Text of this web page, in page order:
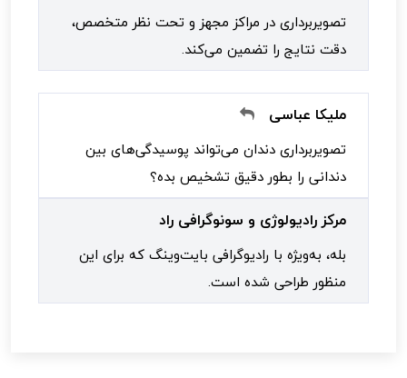
تصویربرداری در مراکز مجهز و تحت نظر متخصص،
دقت نتایج را تضمین می‌کند.
ملیکا عباسی
تصویربرداری دندان می‌تواند پوسیدگی‌های بین
دندانی را بطور دقیق تشخیص بده؟
مرکز رادیولوژی و سونوگرافی راد
بله، به‌ویژه با رادیوگرافی بایت‌وینگ که برای این
منظور طراحی شده است.